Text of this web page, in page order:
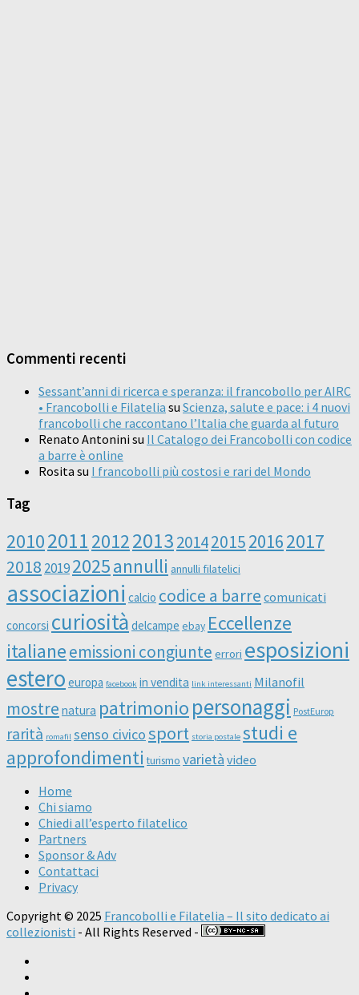
Commenti recenti
Sessant’anni di ricerca e speranza: il francobollo per AIRC
• Francobolli e Filatelia su Scienza, salute e pace: i 4 nuovi
francobolli che raccontano l’Italia che guarda al futuro
Renato Antonini su Il Catalogo dei Francobolli con codice
a barre è online
Rosita su I francobolli più costosi e rari del Mondo
Tag
20102011201220132014201520162017
2018 20192025annulli annulli filatelici
associazioni calcio codice a barre comunicati
concorsi curiosità delcampe ebay Eccellenze
italianeemissioni congiunte errori esposizioni
estero europa facebook in vendita link interessanti Milanofil
mostre natura patrimonio personaggi PostEurop
rarità romafil senso civicosport storia postale studi e
approfondimenti turismo varietà video
Home
Chi siamo
Chiedi all’esperto filatelico
Partners
Sponsor & Adv
Contattaci
Privacy
Copyright © 2025 Francobolli e Filatelia – Il sito dedicato ai
collezionisti - All Rights Reserved -